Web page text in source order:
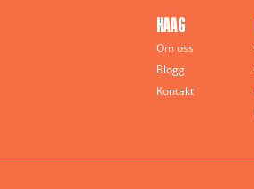
HAAG
Om oss
Blogg
Kontakt